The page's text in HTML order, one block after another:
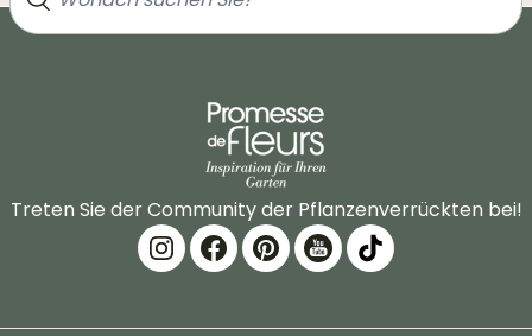
Treten Sie der Community der Pflanzenverrückten bei!